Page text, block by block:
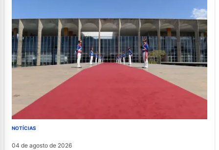
NOTÍCIAS
04 de agosto de 2026